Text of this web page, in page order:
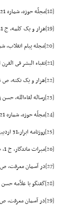
[18]
مجلّه حوزه، شماره 21، ص 21.
[19]
هزار و یک کلمه، ج 1، ص 336.
[20]
مجله پیام انقلاب، شماره
[21]
نقباء البشر فى القرن
[22]
هزار و یک نکته، ص 715 و 716.
[23]
رساله لقاءالله، حسن
[24]
مجلّه حوزه، شماره 21، ص 26.
[25]
روزنامه ابرار،31 اردیبهشت 1374، شماره 1891، ص8.
[26]
میراث ماندگار، ج 1، ص 62.
[27]
در آسمان معرفت، ص 428.
[28]
گفتگو با علاّمه حسن
[29]
در آسمان معرفت، ص 430.